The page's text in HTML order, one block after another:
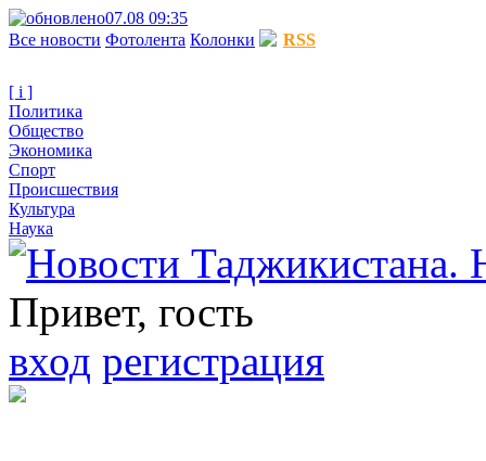
07.08 09:35
Все новости Фотолента Колонки RSS
[ i ]
Политика
Общество
Экономика
Спорт
Происшествия
Культура
Наука
Привет, гость
вход регистрация